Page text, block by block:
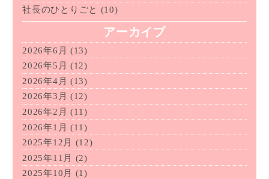
社長のひとりごと (10)
アーカイブ
2026年6月 (13)
2026年5月 (12)
2026年4月 (13)
2026年3月 (12)
2026年2月 (11)
2026年1月 (11)
2025年12月
(12)
2025年11月
(2)
2025年10月
(1)